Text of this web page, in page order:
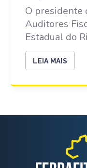
O presidente
Auditores
Estadual do
LEIA MAIS